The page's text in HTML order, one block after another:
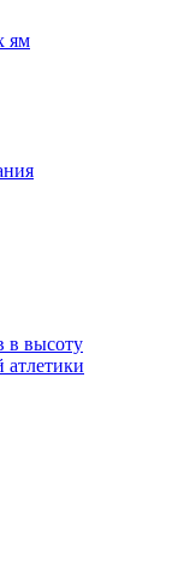
ям
в высоту
атлетики